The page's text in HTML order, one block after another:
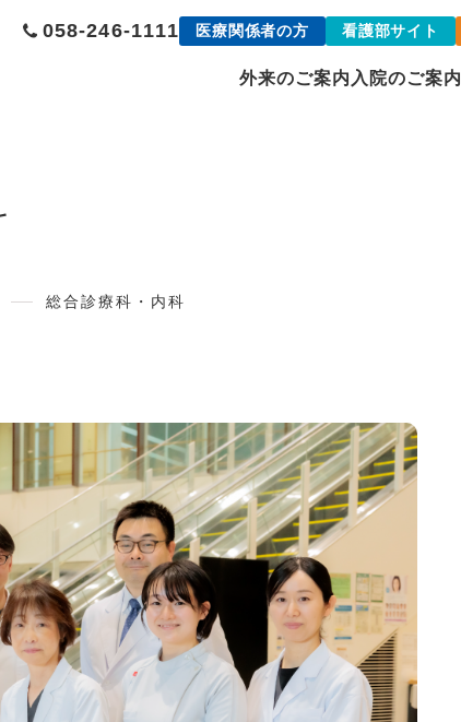
058-246-1111 医療関係者の方 看護部サイト
外来のご案内 入院のご案内
総合診療科・内科